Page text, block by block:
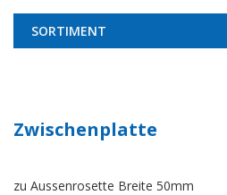
SORTIMENT
Zwischenplatte
zu Aussenrosette Breite 50mm